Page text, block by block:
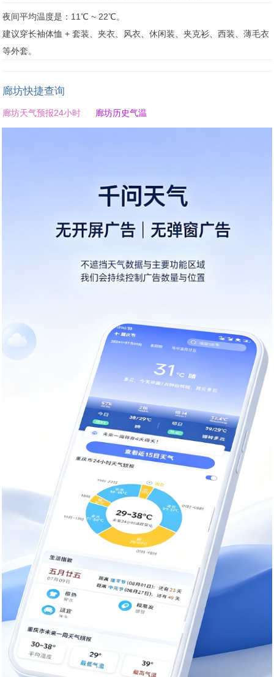
夜间平均温度是：11℃ ~ 22℃。
建议穿长袖体恤 + 套装、夹衣、风衣、休闲装、夹克衫、西装、薄毛衣
等外套。
廊坊快捷查询
廊坊天气预报24小时 廊坊历史气温